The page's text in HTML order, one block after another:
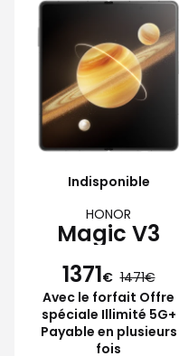
Indisponible
HONOR
Magic V3
1371€ 1471
Avec le forfait Offre
spéciale Illimité 5G+
Payable en plusieurs
fois